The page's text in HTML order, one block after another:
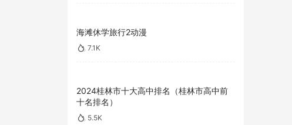
海滩休学旅行2动漫
7.1K
2024桂林市十大高中排名（桂林市高中前
十名排名）
5.5K